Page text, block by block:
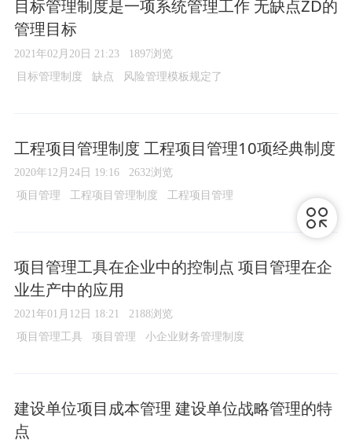
目标管理制度是一项系统管理工作 无缺点ZD的
管理目标
2021年02月20日 21:23 1897浏览
目标管理制度 缺点 风险管理模板规定了
工程项目管理制度 工程项目管理10项经典制度
2020年12月24日 19:16 2632浏览
项目管理 工程项目管理制度 工程项目管理
项目管理工具在企业中的控制点 项目管理在企
业生产中的应用
2021年01月12日 18:21 2188浏览
项目管理工具 项目管理 小企业财务管理制度
建设单位项目成本管理 建设单位战略管理的特
点